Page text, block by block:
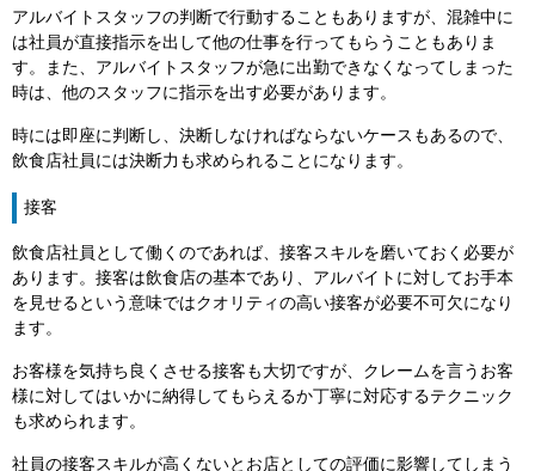
アルバイトスタッフの判断で行動することもありますが、混雑中に
は社員が直接指示を出して他の仕事を行ってもらうこともありま
す。また、アルバイトスタッフが急に出勤できなくなってしまった
時は、他のスタッフに指示を出す必要があります。
時には即座に判断し、決断しなければならないケースもあるので、
飲食店社員には決断力も求められることになります。
接客
飲食店社員として働くのであれば、接客スキルを磨いておく必要が
あります。接客は飲食店の基本であり、アルバイトに対してお手本
を見せるという意味ではクオリティの高い接客が必要不可欠になり
ます。
お客様を気持ち良くさせる接客も大切ですが、クレームを言うお客
様に対してはいかに納得してもらえるか丁寧に対応するテクニック
も求められます。
社員の接客スキルが高くないとお店としての評価に影響してしまう